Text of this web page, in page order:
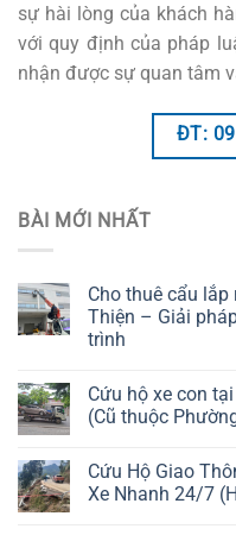
sự hài lòng của khách
với quy định của pháp
nhận được sự quan tâm
ĐT:
BÀI MỚI NHẤT
Cho thuê cẩu lắp
Thiện – Giải
trình
Cứu hộ xe con
(Cũ thuộc
Cứu Hộ Giao
Xe Nhanh 24/7